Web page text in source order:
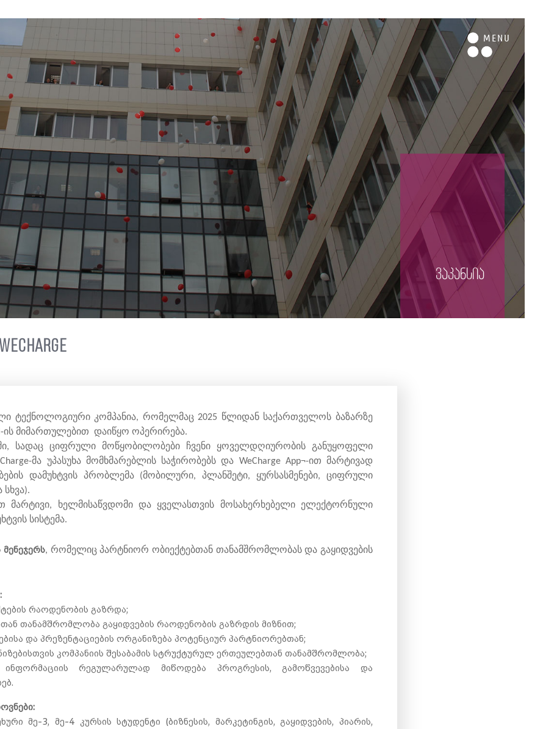
MENU
ვაკანსია
WeCharge
ტექნოლოგიური კომპანია, რომელმაც 2025 წლიდან საქართველოს ბაზარზე
ის მიმართულებით დაიწყო ოპერირება.
სადაც ციფრული მოწყობილობები ჩვენი ყოველდღიურობის განუყოფელი
მა უპასუხა მომხმარებლის საჭირობებს და WeCharge App¬-ით მარტივად
დამუხტვის პრობლემა (მობილური, პლანშეტი, ყურსასმენები, ციფრული
მარტივი, ხელმისაწვდომი და ყველასთვის მოსახერხებელი ელექტორნული
სისტემა.
მენეჯერს, რომელიც პარტნიორ ობიექტებთან თანამშრომლობას და გაყიდვების
რაოდენობის გაზრდა;
თანამშრომლობა გაყიდვების რაოდენობის გაზრდის მიზნით;
და პრეზენტაციების ორგანიზება პოტენციურ პარტნიორებთან;
კომპანიის შესაბამის სტრუქტურულ ერთეულებთან თანამშრომლობა;
ინფორმაციის რეგულარულად მიწოდება პროგრესის, გამოწვევებისა და
მე-3, მე-4 კურსის სტუდენტი (ბიზნესის, მარკეტინგის, გაყიდვების, პიარის,